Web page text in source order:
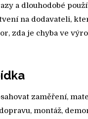
a dlouhodobé
na dodavateli,
zda je chyba ve
zaměření,
montáž,